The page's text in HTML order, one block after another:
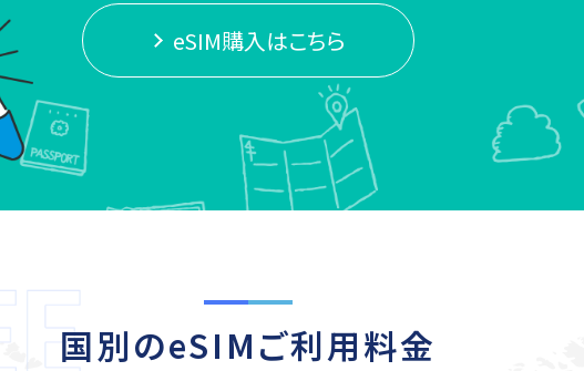
eSIM購入はこちら
国別のeSIMご利用料金